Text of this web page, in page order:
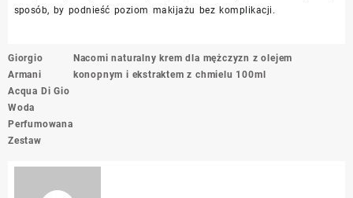
sposób, by podnieść poziom makijażu bez komplikacji.
Nawigacja
wpisu
Giorgio
Armani
Acqua Di Gio
Woda
Perfumowana
Zestaw
Nacomi naturalny krem dla mężczyzn z olejem
konopnym i ekstraktem z chmielu 100ml